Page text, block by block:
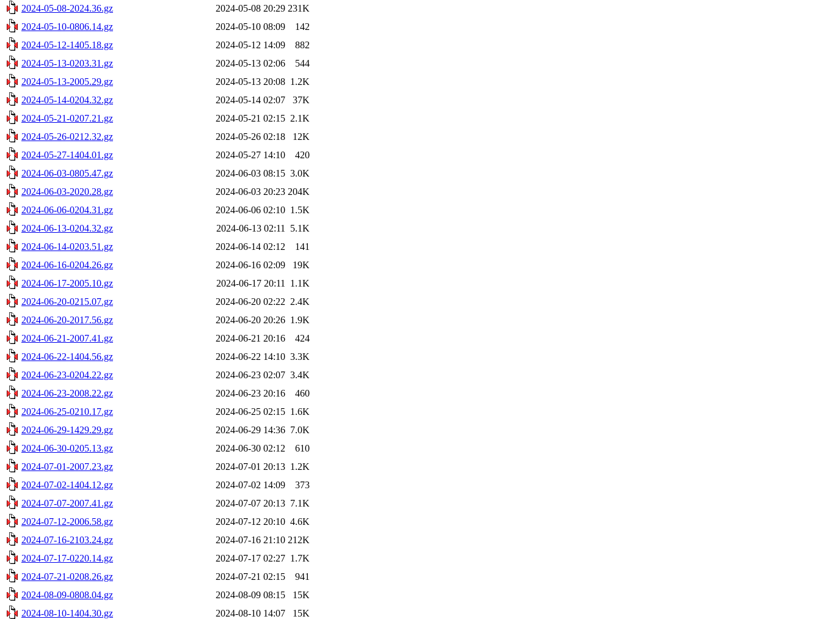
2024-05-08-2024.36.gz
2024-05-08 20:29 231K
2024-05-10-0806.14.gz
2024-05-10 08:09
142
2024-05-12-1405.18.gz
2024-05-12 14:09
882
2024-05-13-0203.31.gz
2024-05-13 02:06
544
2024-05-13-2005.29.gz
2024-05-13 20:08 1.2K
2024-05-14-0204.32.gz
2024-05-14 02:07
37K
2024-05-21-0207.21.gz
2024-05-21 02:15 2.1K
2024-05-26-0212.32.gz
2024-05-26 02:18
12K
2024-05-27-1404.01.gz
2024-05-27 14:10
420
2024-06-03-0805.47.gz
2024-06-03 08:15 3.0K
2024-06-03-2020.28.gz
2024-06-03 20:23 204K
2024-06-06-0204.31.gz
2024-06-06 02:10 1.5K
2024-06-13-0204.32.gz
2024-06-13 02:11
5.1K
2024-06-14-0203.51.gz
2024-06-14 02:12
141
2024-06-16-0204.26.gz
2024-06-16 02:09
19K
2024-06-17-2005.10.gz
2024-06-17 20:11
1.1K
2024-06-20-0215.07.gz
2024-06-20 02:22 2.4K
2024-06-20-2017.56.gz
2024-06-20 20:26 1.9K
2024-06-21-2007.41.gz
2024-06-21 20:16
424
2024-06-22-1404.56.gz
2024-06-22 14:10 3.3K
2024-06-23-0204.22.gz
2024-06-23 02:07 3.4K
2024-06-23-2008.22.gz
2024-06-23 20:16
460
2024-06-25-0210.17.gz
2024-06-25 02:15 1.6K
2024-06-29-1429.29.gz
2024-06-29 14:36 7.0K
2024-06-30-0205.13.gz
2024-06-30 02:12
610
2024-07-01-2007.23.gz
2024-07-01 20:13 1.2K
2024-07-02-1404.12.gz
2024-07-02 14:09
373
2024-07-07-2007.41.gz
2024-07-07 20:13 7.1K
2024-07-12-2006.58.gz
2024-07-12 20:10 4.6K
2024-07-16-2103.24.gz
2024-07-16 21:10 212K
2024-07-17-0220.14.gz
2024-07-17 02:27 1.7K
2024-07-21-0208.26.gz
2024-07-21 02:15
941
2024-08-09-0808.04.gz
2024-08-09 08:15
15K
2024-08-10-1404.30.gz
2024-08-10 14:07
15K